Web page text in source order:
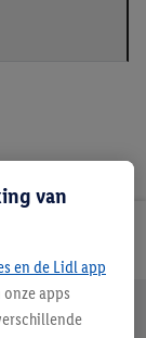
van
en de Lidl app
apps